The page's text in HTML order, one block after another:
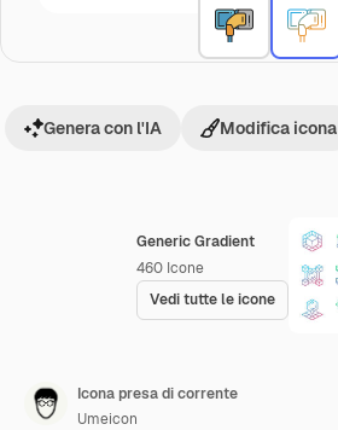
Generic Gradient
460 Icone
Vedi tutte le icone
Genera con l'IA Modifica icona
Icona presa di corrente
Umeicon